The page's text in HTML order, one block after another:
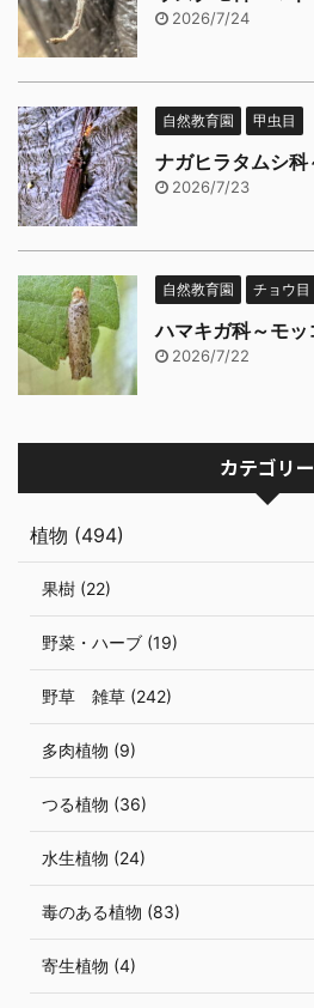
2026/7/24
自然教育園 甲虫目
ナガヒラタムシ
2026/7/23
自然教育園 チョウ目
ハマキガ科～モ
2026/7/22
カテゴリー
植物 (494)
果樹 (22)
野菜・ハーブ (19)
野草 雑草 (242)
多肉植物 (9)
つる植物 (36)
水生植物 (24)
毒のある植物 (83)
寄生植物 (4)